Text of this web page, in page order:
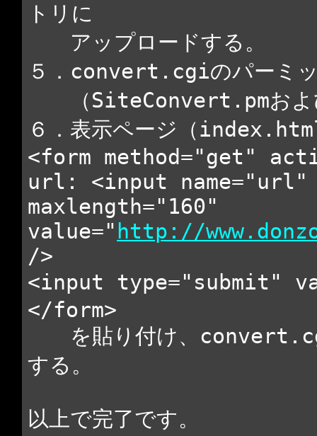
トリに
アップロードする。
５．convert.cgiのパーミッ
（SiteConvert.pmおよ
６．表示ページ（
<form method="get"
url: <input
maxlength="160"
value=" http://
/>
<input type="submit"
</form>
を貼り付け、convert.cgi
する。
以上で完了です。